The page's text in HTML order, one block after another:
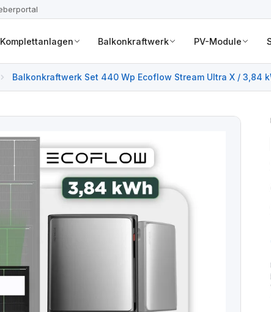
Komplettanlagen Balkonkraftwerk PV-Module
Balkonkraftwerk Set 440 Wp Ecoflow Stream Ultra X / 3,84